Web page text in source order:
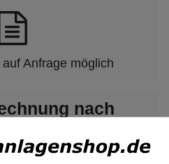
Anfrage möglich
nach
möglich.
Bestandskunden,